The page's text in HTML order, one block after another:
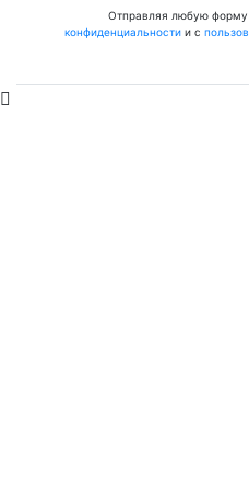
Отправляя любую форму
конфиденциальности и с